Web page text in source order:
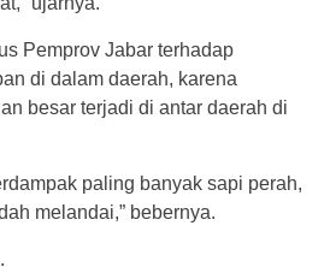
Pemprov Jabar terhadap
di dalam daerah, karena
besar terjadi di antar daerah di
paling banyak sapi perah,
melandai,” bebernya.